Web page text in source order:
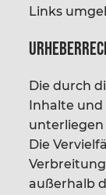
Links
Die durch
Inhalte und
Die
außerhalb